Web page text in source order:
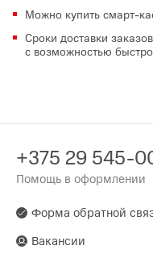
Можно купить смарт-
Сроки доставки
с возможностью
+375 29 545-
Помощь в оформлении
Форма обратной
Вакансии